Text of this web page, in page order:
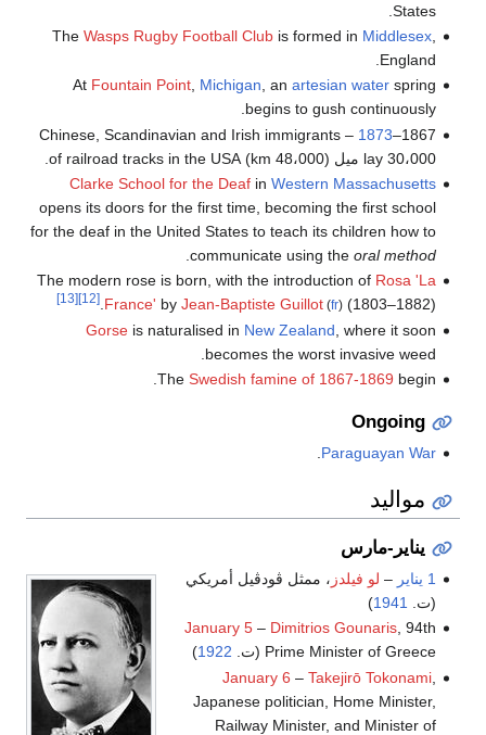
States.
The Wasps Rugby Football Clubis formed in Middlesex,
England.
At Fountain Point, Michigan, an artesian waterspring
begins to gush continuously.
1867–
1873
– Chinese, Scandinavian and Irish immigrants
lay 30،000 ميل (48،000 km) of railroad tracks in the USA.
Clarke School for the Deafin Western Massachusetts
opens its doors for the first time, becoming the first school
for the deaf in the United States to teach its children how to
communicate using the oral method
The modern rose is born, with the introduction of Rosa 'La
France' by Jean-Baptiste Guillot(fr)(1803–1882).
[12]
[13]
Gorseis naturalised in New Zealand , where it soon
becomes the worst invasive weed.
The Swedish famine of 1867-1869 begin.
Ongoing
Paraguayan War
مواليد
يناير-مارس
1 يناير – لو فيلدز ، ممثل ڤودڤيل أمريكي
(ت.
1941
)
January 5– Dimitrios Gounaris, 94th
Prime Minister of Greece (ت.
1922
)
January 6 – Takejirō Tokonami,
Japanese politician, Home Minister,
Railway Minister, and Minister of